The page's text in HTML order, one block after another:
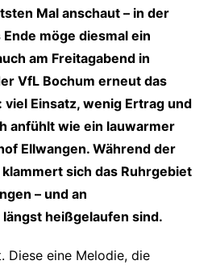
Mal anschaut – in der
möge diesmal ein
am Freitagabend in
VfL Bochum erneut das
Einsatz, wenig Ertrag und
anfühlt wie ein lauwarmer
Ellwangen. Während der
sich das Ruhrgebiet
– und an
heißgelaufen sind.
Diese eine Melodie, die